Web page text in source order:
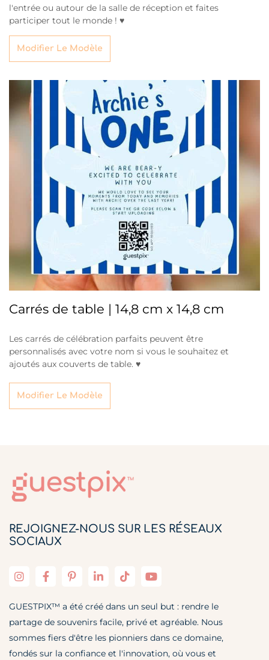
l'entrée ou autour de la salle de réception et faites
participer tout le monde ! ♥
Modifier Le Modèle
Carrés de table | 14,8 cm x 14,8 cm
Les carrés de célébration parfaits peuvent être
personnalisés avec votre nom si vous le souhaitez et
ajoutés aux couverts de table. ♥
Modifier Le Modèle
REJOIGNEZ-NOUS SUR LES RÉSEAUX
SOCIAUX
GUESTPIX™ a été créé dans un seul but : rendre le
partage de souvenirs facile, privé et agréable. Nous
sommes fiers d'être les pionniers dans ce domaine,
fondés sur la confiance et l'innovation, où vous et